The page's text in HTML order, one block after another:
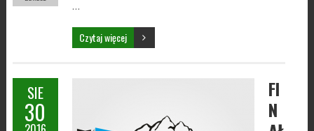
…
Czytaj więcej
SIE
30
FI
N